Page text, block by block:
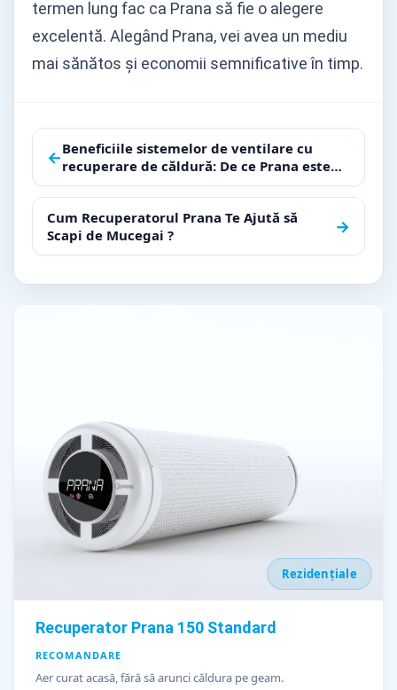
termen lung fac ca Prana să fie o alegere
excelentă. Alegând Prana, vei avea un mediu
mai sănătos și economii semnificative în timp.
Navigare
în
articole
←Beneficiile sistemelor de ventilare cu
recuperare de căldură: De ce Prana este
esențial pentru casa ta
Cum Recuperatorul Prana Te Ajută să
Scapi de Mucegai ?
→
Rezidențiale
Recuperator Prana 150 Standard
RECOMANDARE
Aer curat acasă, fără să arunci căldura pe geam.